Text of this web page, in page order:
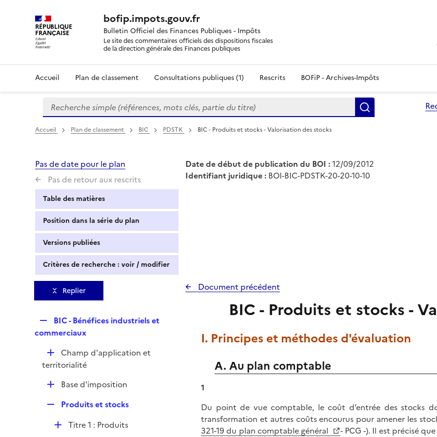
RÉPUBLIQUE
FRANÇAISE
bofip.impots.gouv.fr
Bulletin Officiel des Finances Publiques - Impôts
Le site des commentaires officiels des dispositions fiscales
de la direction générale des Finances publiques
Accueil Plan de classement Consultations publiques (1) Rescrits BOFiP - Archives-Impôts
Formulaire
de
recherche
Recherche simple (références, mots clés, partie du titre)
Accueil Plan de classement BIC PDSTK BIC - Produits et stocks - Valorisation des stocks
Pas de date pour le plan
Pas de retour aux rescrits
Table des matières
Position dans la série du plan
Versions publiées
Critères de recherche : voir / modifier
Date de début de publication du BOI :12/09/2012
Identifiant juridique : BOI-BIC-PDSTK-20-20-10-10
Replier
e
l
i
e
r
BIC - Bénéfices industriels et
commerciaux
D
é
r
Champ d'application et
territorialité
D
l
i
Base d'imposition
p
Produits et stocks
DTitre 1 : Produits
Document précédent
BIC - Produits et stocks -
I. Principes et méthodes d'évaluation
A. Au plan comptable
1
Du point de vue comptable, le coût d’entrée des stocks
transformation et autres coûts encourus pour amener les
321-19 du plan comptable général
- PCG -). Il est précisé